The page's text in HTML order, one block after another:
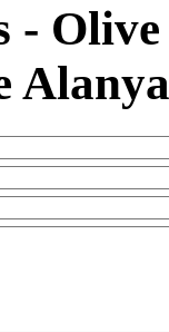
Alanya